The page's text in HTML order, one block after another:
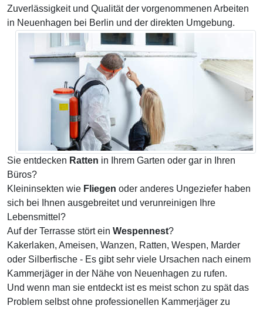
Zuverlässigkeit und Qualität der vorgenommenen Arbeiten
in Neuenhagen bei Berlin und der direkten Umgebung.
Sie entdecken Ratten in Ihrem Garten oder gar in Ihren
Büros?
Kleininsekten wie Fliegen oder anderes Ungeziefer haben
sich bei Ihnen ausgebreitet und verunreinigen Ihre
Lebensmittel?
Auf der Terrasse stört ein Wespennest?
Kakerlaken, Ameisen, Wanzen, Ratten, Wespen, Marder
oder Silberfische - Es gibt sehr viele Ursachen nach einem
Kammerjäger in der Nähe von Neuenhagen zu rufen.
Und wenn man sie entdeckt ist es meist schon zu spät das
Problem selbst ohne professionellen Kammerjäger zu